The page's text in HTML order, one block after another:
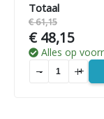
Totaal
€61,15
€48,15
Alles op
-
+